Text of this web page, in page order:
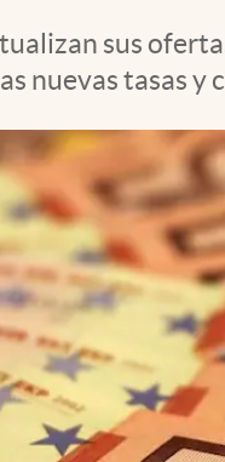
sus
nuevas tasas y